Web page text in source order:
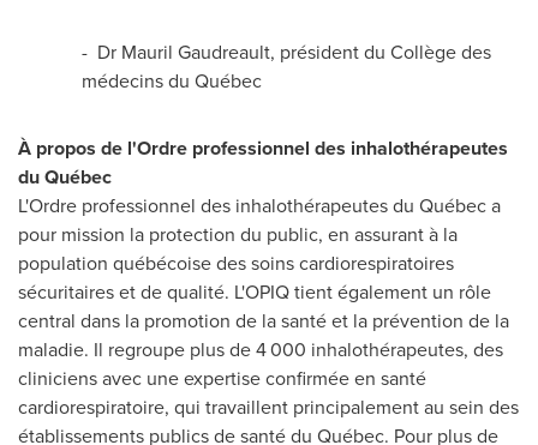
- Dr Mauril Gaudreault, président du Collège des
médecins du Québec
À propos de l'Ordre professionnel des inhalothérapeutes
du Québec
L'Ordre professionnel des inhalothérapeutes du Québec a
pour mission la protection du public, en assurant à la
population québécoise des soins cardiorespiratoires
sécuritaires et de qualité. L'OPIQ tient également un rôle
central dans la promotion de la santé et la prévention de la
maladie. Il regroupe plus de 4 000 inhalothérapeutes, des
cliniciens avec une expertise confirmée en santé
cardiorespiratoire, qui travaillent principalement au sein des
établissements publics de santé du Québec. Pour plus de